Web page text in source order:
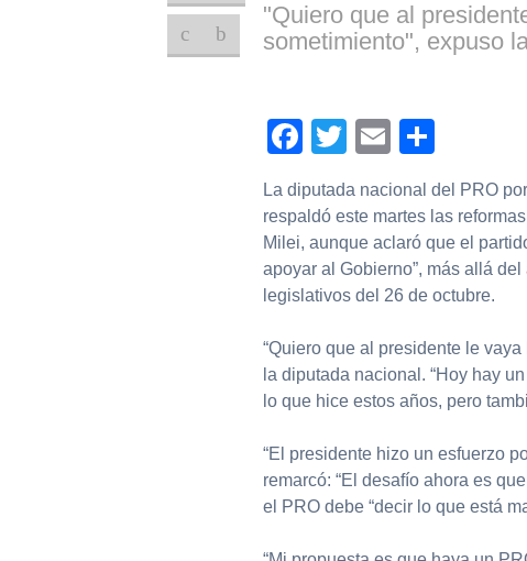
"Quiero que al
sometimiento", expuso
Facebook
TwitterEmail
La diputada nacional del PRO
respaldó este martes las
Milei, aunque aclaró que el
apoyar al Gobierno”, más allá
legislativos del 26 de octubre.
“Quiero que al presidente le
la diputada nacional. “Hoy hay
lo que hice estos años, pero
“El presidente hizo un esfuerzo
remarcó: “El desafío ahora es
el PRO debe “decir lo que está